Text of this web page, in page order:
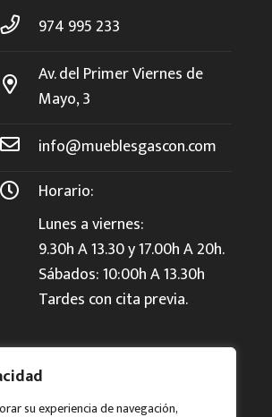
su experiencia de navegación,
974 995 233
Av. del Primer Viernes de
Mayo, 3
info@mueblesgascon.com
Horario:
Lunes a viernes:
9.30h A 13.30 y 17.00h A 20h.
Sábados: 10:00h A 13.30h
Tardes con cita previa.